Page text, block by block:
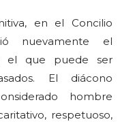
en el Concilio
nuevamente el
el que puede ser
El diácono
hombre
respetuoso,